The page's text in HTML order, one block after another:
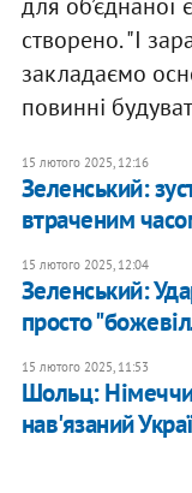
створено. "І
закладаємо
повинні
15 лютого 2025, 12:16
Зеленський:
втраченим
15 лютого 2025, 12:04
Зеленський:
просто
15 лютого 2025, 11:53
Шольц:
нав'язаний